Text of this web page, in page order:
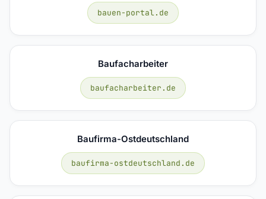
bauen-portal.de
Baufacharbeiter
baufacharbeiter.de
Baufirma-Ostdeutschland
baufirma-ostdeutschland.de